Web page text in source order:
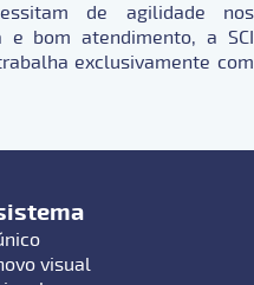
de agilidade nos
e bom atendimento, a SCI
exclusivamente com
visual